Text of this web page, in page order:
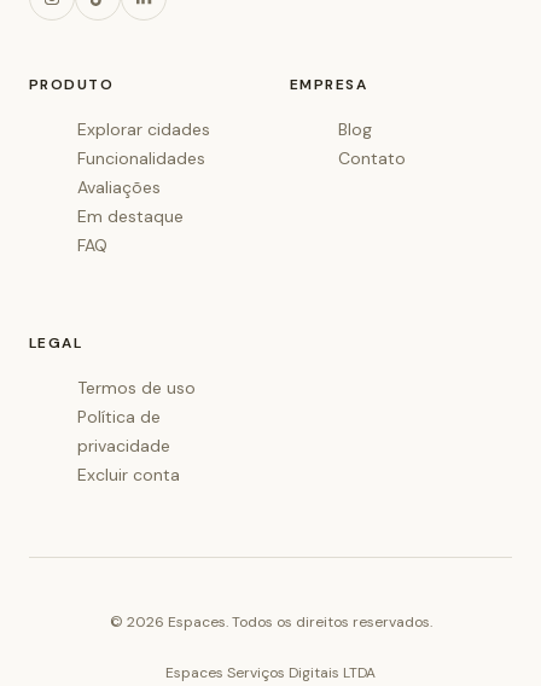
PRODUTO
Explorar cidades
Funcionalidades
Avaliações
Em destaque
FAQ
EMPRESA
Blog
Contato
LEGAL
Termos de uso
Política de
privacidade
Excluir conta
© 2026 Espaces. Todos os direitos reservados.
Espaces Serviços Digitais LTDA